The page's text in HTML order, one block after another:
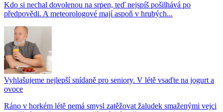
Kdo si nechal dovolenou na srpen, teď nejspíš pošilhává po
předpovědi. A meteorologové mají aspoň v hrubých...
Vyhlašujeme nejlepší snídaně pro seniory. V létě vsaďte na jogurt a
ovoce
Ráno v horkém létě nemá smysl zatěžovat žaludek smaženými vejci